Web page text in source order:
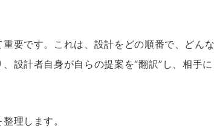
要です。これは、設計をどの順番で、どん
設計者自身が自らの提案を“翻訳”し、相手に
理します。